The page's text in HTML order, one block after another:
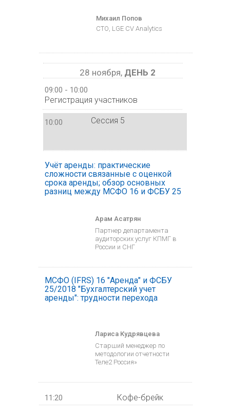
СТО, LGE CV Analytics
Михаил Попов
28 ноября, ДЕНЬ 2
09:00 - 10:00
Регистрация участников
10:00 Сессия 5
Учёт аренды: практические
сложности связанные с оценкой
срока аренды; обзор основных
разниц между МСФО 16 и ФСБУ 25
Партнер департамента
аудиторских услуг КПМГ в
России и СНГ
Арам Асатрян
МСФО (IFRS) 16 "Аренда" и ФСБУ
25/2018 "Бухгалтерский учет
аренды": трудности перехода
Старший менеджер по
методологии отчетности
Теле2 Россия»
Лариса Кудрявцева
Кофе-брейк
11:20